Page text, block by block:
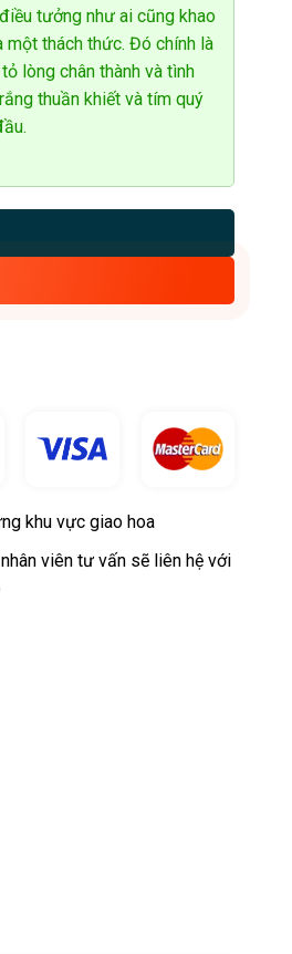
tưởng như ai cũng khao
một thách thức. Đó chính là
lòng chân thành và tình
thuần khiết và tím quý
khu vực giao hoa
viên tư vấn sẽ liên hệ với